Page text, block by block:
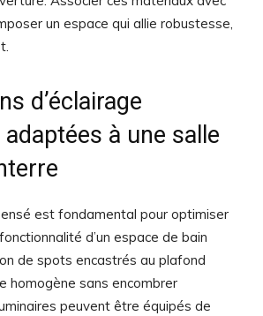
un espace qui allie robustesse,
d’éclairage
à une salle
est fondamental pour optimiser
d’un espace de bain
de spots encastrés au plafond
homogène sans encombrer
peuvent être équipés de